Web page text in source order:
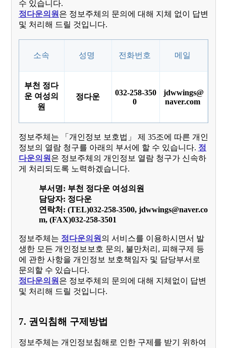
수 있습니다.
정다운의원은 정보주체의 문의에 대해 지체 없이 답변
및 처리해 드릴 것입니다.
소속 성명 전화번호 메일
부천 정다
운 여성의
원
정다운
032-258-350
0
jdwwings@
naver.com
정보주체는 「개인정보 보호법」 제 35조에 따른 개인
정보의 열람 청구를 아래의 부서에 할 수 있습니다. 정
다운의원은 정보주체의 개인정보 열람 청구가 신속하
게 처리되도록 노력하겠습니다.
부서명: 부천 정다운 여성의원
담당자: 정다운
연락처: (TEL)032-258-3500, jdwwings@naver.co
m, (FAX)032-258-3501
정보주체는 정다운의원의 서비스를 이용하시면서 발
생한 모든 개인정보보호 문의, 불만처리, 피해구제 등
에 관한 사항을 개인정보 보호책임자 및 담당부서로
문의할 수 있습니다.
정다운의원은 정보주체의 문의에 대해 지체없이 답변
및 처리해 드릴 것입니다.
7. 권익침해 구제방법
정보주체는 개인정보침해로 인한 구제를 받기 위하여